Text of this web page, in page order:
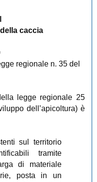
caccia
regionale n. 35 del
legge regionale 25
dell’apicoltura) è
sul territorio
tramite
di materiale
posta in un